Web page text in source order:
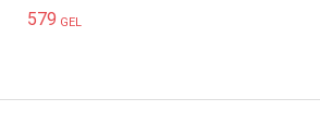
579 GEL